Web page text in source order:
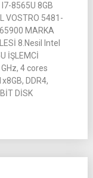
I7-8565U 8GB
VOSTRO 5481-
MARKA
8.Nesil Intel
İŞLEMCİ
4 cores
DDR4,
DİSK